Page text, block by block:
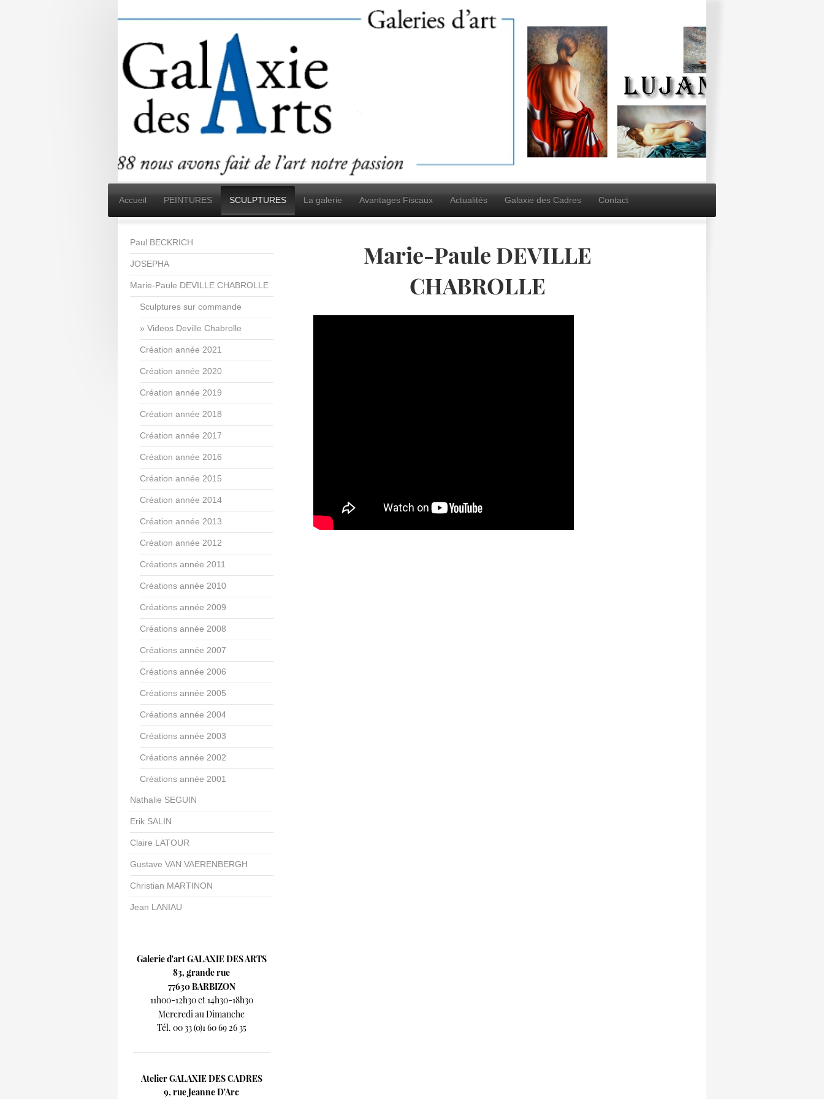
Accueil PEINTURES SCULPTURES La galerie Avantages Fiscaux Actualités Galaxie des Cadres Contact
Marie-Paule DEVILLE
CHABROLLE
Paul BECKRICH
JOSEPHA
Marie-Paule DEVILLE CHABROLLE
Sculptures sur commande
Videos Deville Chabrolle
Création année 2021
Création année 2020
Création année 2019
Création année 2018
Création année 2017
Création année 2016
Création année 2015
Création année 2014
Création année 2013
Création année 2012
Créations année 2011
Créations année 2010
Créations année 2009
Créations année 2008
Créations année 2007
Créations année 2006
Créations année 2005
Créations année 2004
Créations année 2003
Créations année 2002
Créations année 2001
Nathalie SEGUIN
Erik SALIN
Claire LATOUR
Gustave VAN VAERENBERGH
Christian MARTINON
Jean LANIAU
Galerie d'art GALAXIE DES ARTS
83, grande rue
77630 BARBIZON
11h00-12h30 et 14h30-18h30
Mercredi au Dimanche
Tél. 00 33 (0)1 60 69 26 35
Atelier GALAXIE DES CADRES
9, rue Jeanne D'Arc